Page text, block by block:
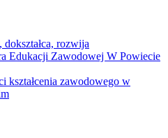
rozwija
Edukacji Zawodowej W Powiecie
kształcenia zawodowego w